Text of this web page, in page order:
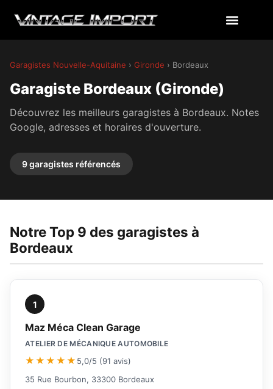
Garagistes Nouvelle-Aquitaine › Gironde › Bordeaux
Garagiste Bordeaux (Gironde)
Découvrez les meilleurs garagistes à Bordeaux. Notes
Google, adresses et horaires d'ouverture.
9 garagistes référencés
Notre Top 9 des garagistes à
Bordeaux
1
Maz Méca Clean Garage
ATELIER DE MÉCANIQUE AUTOMOBILE
★★★★★ 5,0/5 (91 avis)
35 Rue Bourbon, 33300 Bordeaux